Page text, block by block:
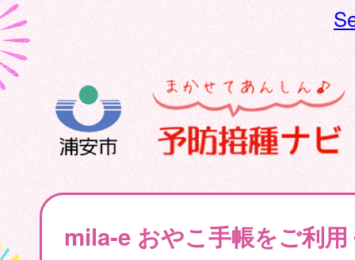
mila-e おやこ手帳をご利